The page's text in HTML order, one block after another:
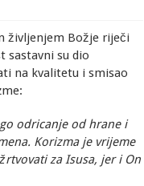
življenjem Božje riječi
sastavni su dio
na kvalitetu i smisao
odricanje od hrane i
Korizma je vrijeme
za Isusa, jer i On